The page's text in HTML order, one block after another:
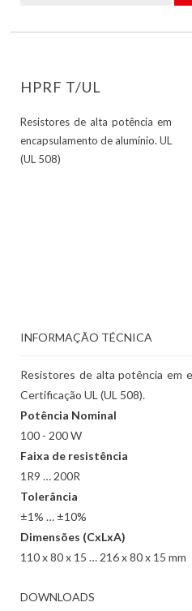
HPRF T/UL
Resistores de alta potência em
encapsulamento de alumínio. UL
(UL 508)
INFORMAÇÃO TÉCNICA
Resistores de alta potência em
Certificação UL (UL 508).
Potência Nominal
100 - 200 W
Faixa de resistência
1R9 … 200R
Tolerância
±1% … ±10%
Dimensões (CxLxA)
110 x 80 x 15 … 216 x 80 x 15 mm
DOWNLOADS